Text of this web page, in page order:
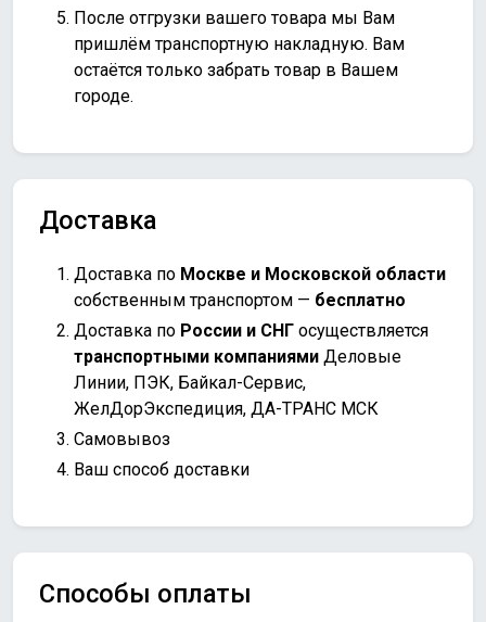
После отгрузки вашего товара мы Вам
пришлём транспортную накладную. Вам
остаётся только забрать товар в Вашем
городе.
Доставка
Доставка по Москве и Московской области
собственным транспортом — бесплатно
Доставка по России и СНГ осуществляется
транспортными компаниями Деловые
Линии, ПЭК, Байкал-Сервис,
ЖелДорЭкспедиция, ДА-ТРАНС МСК
Самовывоз
Ваш способ доставки
Способы оплаты